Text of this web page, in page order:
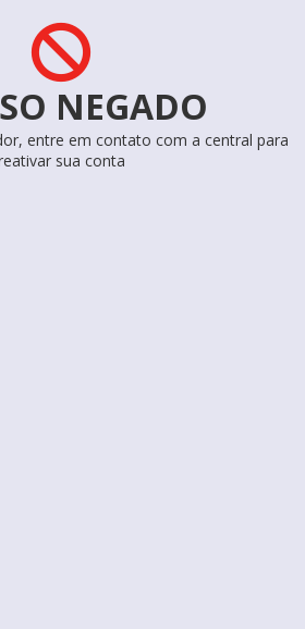
NEGADO
entre em contato com a central para
sua conta